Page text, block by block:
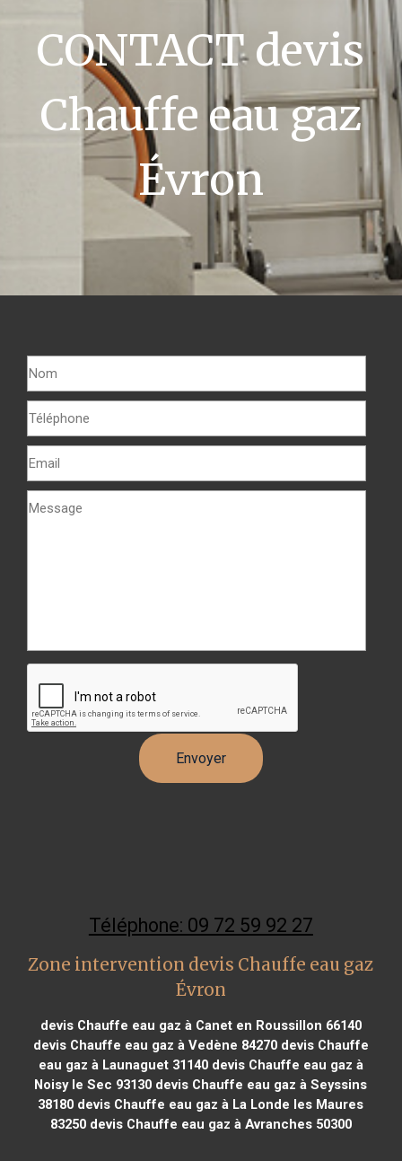
CONTACT devis
Chauffe eau gaz
Évron
Téléphone: 09 72 59 92 27
Zone intervention devis Chauffe eau gaz
Évron
devis Chauffe eau gaz à Canet en Roussillon 66140
devis Chauffe eau gaz à Vedène 84270devis Chauffe
eau gaz à Launaguet 31140devis Chauffe eau gaz à
Noisy le Sec 93130 devis Chauffe eau gaz à Seyssins
38180 devis Chauffe eau gaz à La Londe les Maures
83250devis Chauffe eau gaz à Avranches 50300